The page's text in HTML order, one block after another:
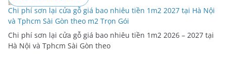
Chi phí sơn lại cửa gỗ giá bao nhiêu tiền 1m2 2027 tại Hà Nội
và Tphcm Sài Gòn theo m2 Trọn Gói
Chi phí sơn lại cửa gỗ giá bao nhiêu tiền 1m2 2026 – 2027 tại
Hà Nội và Tphcm Sài Gòn theo